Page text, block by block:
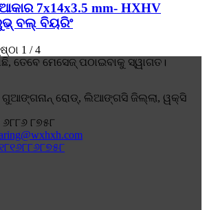
7x14x3.5 mm- HXHV
ବଲ୍ ବିୟରିଂ
1 / 4
ମେସେଜ୍ ପଠାଇବାକୁ ସ୍ୱାଗତ।
ଗୁଆଙ୍ଗନାନ୍ ରୋଡ୍, ଲିଆଙ୍ଗସି ଜିଲ୍ଲା, ୱକ୍ସି
୮୭୫୮